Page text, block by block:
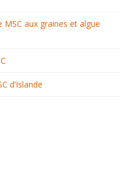
MSC aux graines et algue
d’Islande